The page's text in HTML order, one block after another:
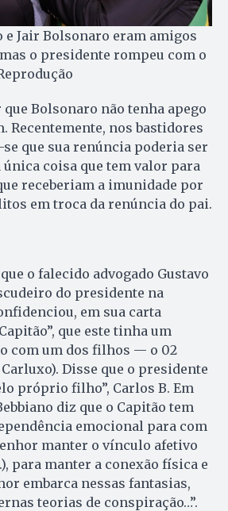
e Jair Bolsonaro eram amigos
o presidente rompeu com o
que Bolsonaro não tenha apego
Recentemente, nos bastidores
que sua renúncia poderia ser
única coisa que tem valor para
receberiam a imunidade por
em troca da renúncia do pai.
o falecido advogado Gustavo
do presidente na
em sua carta
que este tinha um
com um dos filhos — o 02
Disse que o presidente
próprio filho”, Carlos B. Em
diz que o Capitão tem
emocional para com
manter o vínculo afetivo
para manter a conexão física e
embarca nessas fantasias,
teorias de conspiração…”.